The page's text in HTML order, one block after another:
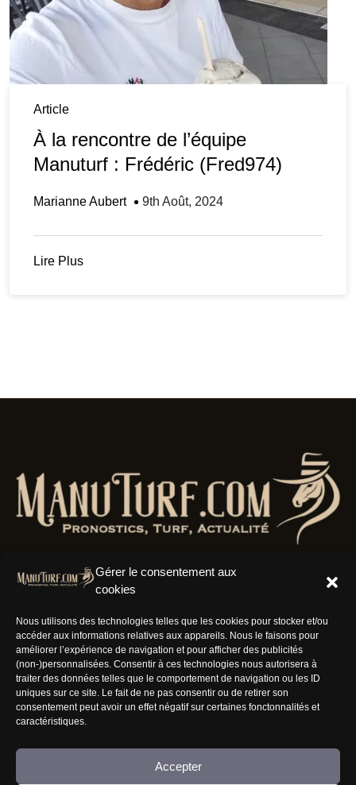
Gérer le consentement aux
cookies
Nous utilisons des technologies telles que les cookies pour stocker et/ou
accéder aux informations relatives aux appareils. Nous le faisons pour
améliorer l’expérience de navigation et pour afficher des publicités
(non-)personnalisées. Consentir à ces technologies nous autorisera à
traiter des données telles que le comportement de navigation ou les ID
uniques sur ce site. Le fait de ne pas consentir ou de retirer son
consentement peut avoir un effet négatif sur certaines fonctonnalités et
caractéristiques.
Accepter
Article
À la rencontre de l’équipe
Manuturf : Frédéric (Fred974)
Marianne Aubert 9th Août, 2024
Lire Plus
Résaux Sociaux
Informations
Nous rejoindre